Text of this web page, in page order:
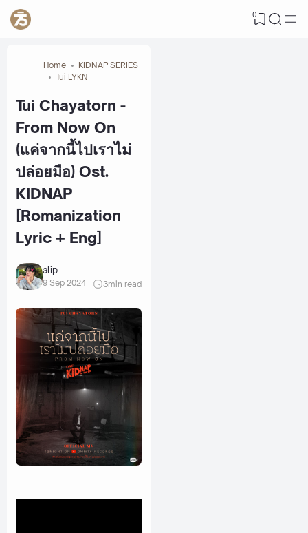
0
Home
KIDNAP SERIES
Tui LYKN
Tui Chayatorn -
From Now On
(แค่จากนี้ไปเราไม่
ปล่อยมือ) Ost.
KIDNAP
[Romanization
Lyric + Eng]
alip
9 Sep 2024 3min read